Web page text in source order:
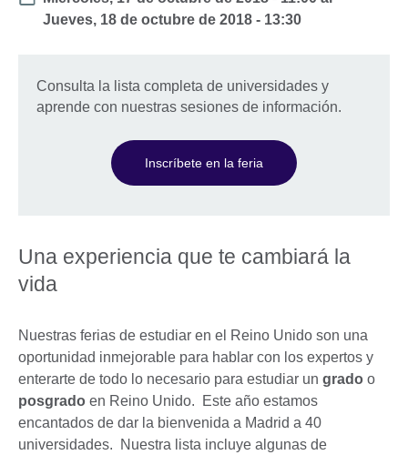
Jueves, 18 de octubre de 2018 - 13:30
Consulta la lista completa de universidades y
aprende con nuestras sesiones de información.
Inscríbete en la feria
Una experiencia que te cambiará la
vida
Nuestras ferias de estudiar en el Reino Unido son una
oportunidad inmejorable para hablar con los expertos y
enterarte de todo lo necesario para estudiar un grado o
posgrado en Reino Unido. Este año estamos
encantados de dar la bienvenida a Madrid a 40
universidades. Nuestra lista incluye algunas de